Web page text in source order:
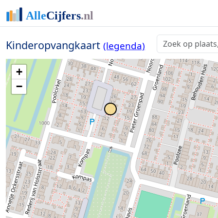
Kinderopvangkaart (legenda)
+
−